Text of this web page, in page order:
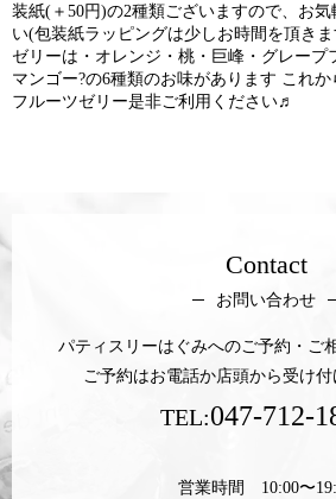
装紙(＋50円)の2種類ございますので、お
い(包装紙ラッピングは少しお時間を頂き
ゼリーは・オレンジ・桃・巨峰・グレープ
マンゴー?の6種類のお味があります これ
フルーツゼリー是非ご利用ください♬
Contact
お問い合わせ
パティスリーはぐみへのご予約・ご
ご予約はお電話か店頭から受け付
TEL:047-712-
営業時間 10:00〜